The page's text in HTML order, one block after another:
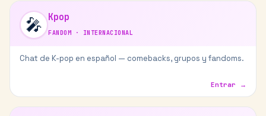
🎤 Kpop
FANDOM · INTERNACIONAL
Chat de K-pop en español — comebacks, grupos y fandoms.
Entrar →